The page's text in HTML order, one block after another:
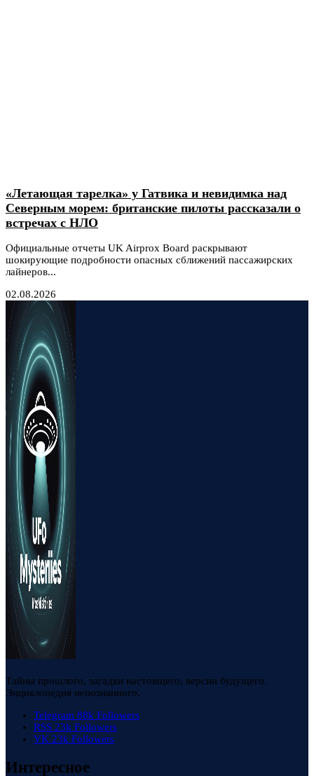
«Летающая тарелка» у Гатвика и невидимка над
Северным морем: британские пилоты рассказали о
встречах с НЛО
Официальные отчеты UK Airprox Board раскрывают
шокирующие подробности опасных сближений пассажирских
лайнеров...
02.08.2026
Тайны прошлого, загадки настоящего, версии будущего.
Энциклопедия непознанного.
Telegram 88k Followers
RSS 23k Followers
VK 23k Followers
Интересное